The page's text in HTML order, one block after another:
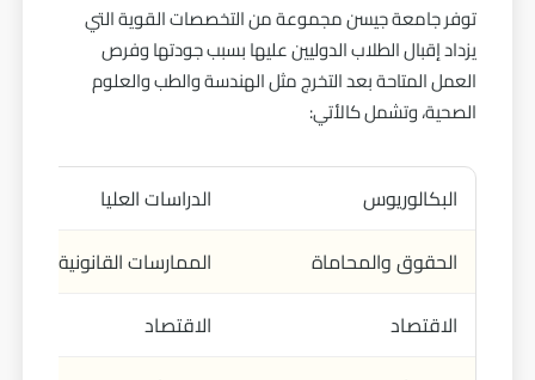
توفر جامعة جيسن مجموعة من التخصصات القوية التي
يزداد إقبال الطلاب الدوليين عليها بسبب جودتها وفرص
العمل المتاحة بعد التخرج مثلالهندسةوالطب والعلوم
الصحية، وتشمل كالأتي:
البكالوريوس
الدراسات العليا
الحقوق والمحاماة
الممارسات القانونية
الاقتصاد
الاقتصاد